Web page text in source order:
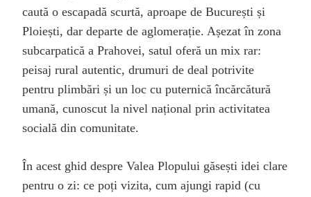
caută o escapadă scurtă, aproape de București și
Ploiești, dar departe de aglomerație. Așezat în zona
subcarpatică a Prahovei, satul oferă un mix rar:
peisaj rural autentic, drumuri de deal potrivite
pentru plimbări și un loc cu puternică încărcătură
umană, cunoscut la nivel național prin activitatea
socială din comunitate.
În acest ghid despre Valea Plopului găsești idei clare
pentru o zi: ce poți vizita, cum ajungi rapid (cu